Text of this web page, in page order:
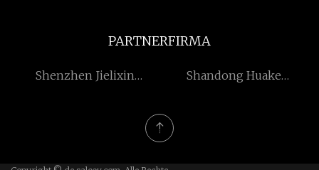
PARTNERFIRMA
Shenzhen Jielixin
Shandong Huake